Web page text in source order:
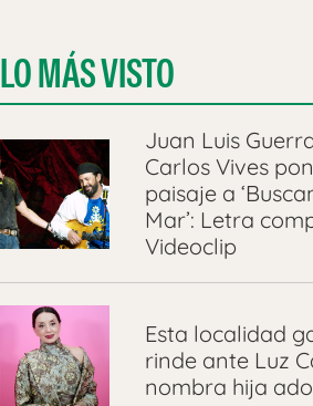
LO MÁS VISTO
Juan Luis
Carlos Vives
paisaje a
Mar’: Letra
Videoclip
Esta localidad
rinde ante Luz
nombra hija